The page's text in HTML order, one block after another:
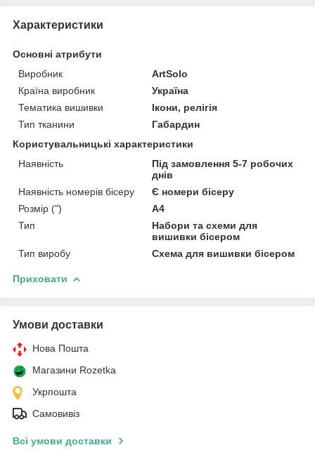
Характеристики
Основні атрибути
Виробник
ArtSolo
Країна виробник
Україна
Тематика вишивки
Ікони, релігія
Тип тканини
Габардин
Користувальницькі характеристики
Наявність
Під замовлення 5-7 робочих
днів
Наявність номерів бісеру
Є номери бісеру
Розмір (")
А4
Тип
Набори та схеми для
вишивки бісером
Тип виробу
Схема для вишивки бісером
Приховати
Умови доставки
Нова Пошта
Магазини Rozetka
Укрпошта
Самовивіз
Всі умови доставки